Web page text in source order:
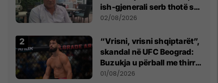
ish-gjenerali serb thotë se
dikush e tradhtoi në
02/08/2026
“Vrisni, vrisni shqiptarët”,
skandal në UFC Beograd:
Buzukja u përball me thirrje
anti-shqiptare nga
01/08/2026